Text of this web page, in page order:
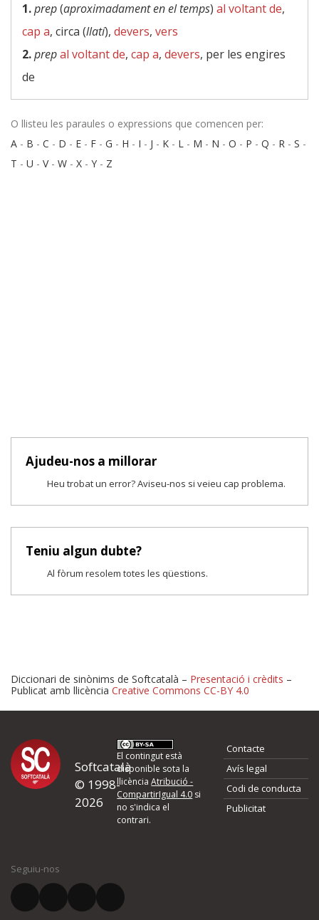
1.prep(aproximadament en el temps) al voltant de,
cap a, circa (llatí), devers, vers
2.prepal voltant de, cap a, devers, per les engires
de
O llisteu les paraules o expressions que comencen per:
A - B - C - D - E - F - G - H - I - J - K - L - M - N - O - P - Q - R - S -
T - U - V- W - X - Y - Z
Ajudeu-nos a millorar
Heu trobat un error? Aviseu-nos si veieu cap problema.
Teniu algun dubte?
Al fòrum resolem totes les qüestions.
Proposeu-nos millores o
d'errors
Si heu trobat un error o voleu proposar alguna millora, ompliu els
quina és la millora que proposeu o l'error del qual voleu informar-
El vostre correu electrònic *
Diccionari de sinònims de Softcatalà – Presentació i crèdits –
Publicat amb llicència Creative Commons CC-BY 4.0
Softcatalà
© 1998-
2026
El contingut està
disponible sota la
llicènciaAtribució -
CompartirIgual 4.0 si
no s'indica el
contrari.
Contacte
Avís legal
Codi de conducta
Publicitat
Seguiu-nos